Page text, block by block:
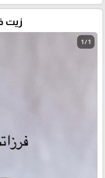
زيت
1 / 1